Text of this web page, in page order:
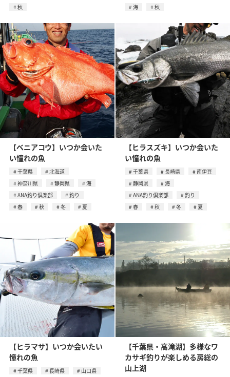
秋
海
秋
【ベニアコウ】いつか会いた
い憧れの魚
千葉県
北海道
神奈川県
静岡県
海
ANA釣り倶楽部
釣り
春
秋 冬 夏
【ヒラスズキ】いつか会いた
い憧れの魚
千葉県 長崎県
南伊豆
静岡県
海
ANA釣り倶楽部
釣り
春
秋 冬 夏
【ヒラマサ】いつか会いたい
憧れの魚
千葉県 長崎県
山口県
【千葉県・高滝湖】多様なワ
カサギ釣りが楽しめる房総の
山上湖